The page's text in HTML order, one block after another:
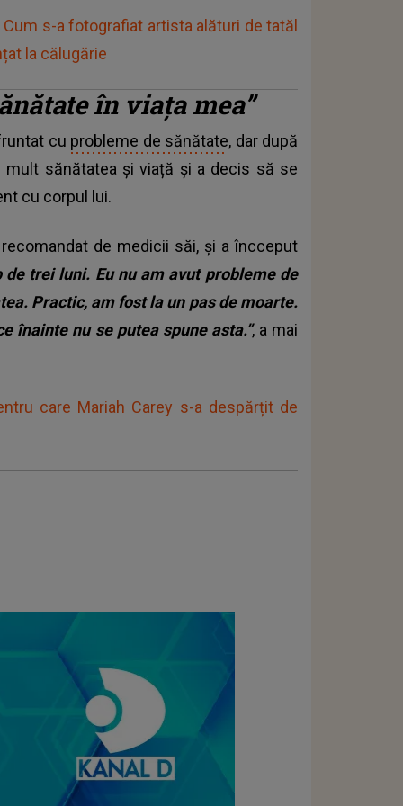
s-a fotografiat artista alături de tatăl
la călugărie
în viața mea”
cu probleme de sănătate, dar după
sănătatea și viață și a decis să se
cu corpul lui.
de medicii săi, și a încceput
trei luni. Eu nu am avut probleme de
Practic, am fost la un pas de moarte.
înainte nu se putea spune asta.”, a mai
care Mariah Carey s-a despărțit de